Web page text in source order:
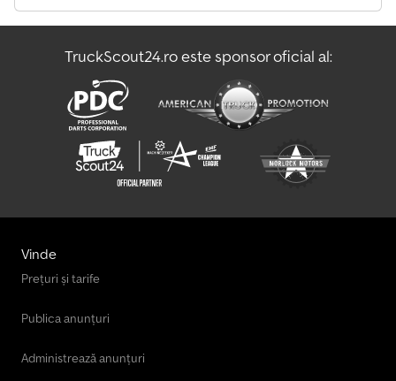
TruckScout24.ro este sponsor oficial al:
Vinde
Prețuri și tarife
Publica anunțuri
Administrează anunțuri